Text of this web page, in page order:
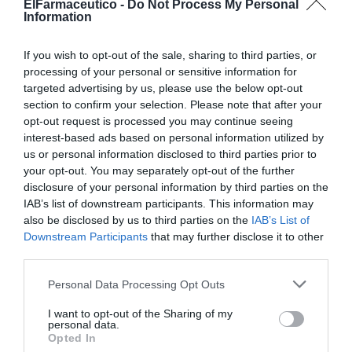
ElFarmaceutico - Do Not Process My Personal
Information
If you wish to opt-out of the sale, sharing to third parties, or
processing of your personal or sensitive information for
targeted advertising by us, please use the below opt-out
section to confirm your selection. Please note that after your
opt-out request is processed you may continue seeing
interest-based ads based on personal information utilized by
us or personal information disclosed to third parties prior to
your opt-out. You may separately opt-out of the further
disclosure of your personal information by third parties on the
IAB’s list of downstream participants. This information may
also be disclosed by us to third parties on the IAB’s List of
Downstream Participants that may further disclose it to other
Personal Data Processing Opt Outs
I want to opt-out of the Sharing of my
personal data.
Opted In
Repofarma, un repositorio en el que la industria puede
y ponerlo así a disposición de las farmacias.
Digitalizar con valores
El presidente de fedefarma, Vicenç J. Calduch, dio inicio
a la Trobada incidiendo en el objetivo de la cooperativa
de aportar valor a la farmacia reforzando su perfil
sanitario y ayudándola a ser más rentable. En esta línea,
recordó que para conseguir estos objetivos «la
cooperativa cuenta con unos valores: la defensa de la
profesión, la orientación al servicio, la innovación, el
Desde esta perspectiva, Vicenç J. Calduch señaló que,
como partner integral de la farmacia, fedefarma
también busca soluciones para anticipar a la farmacia